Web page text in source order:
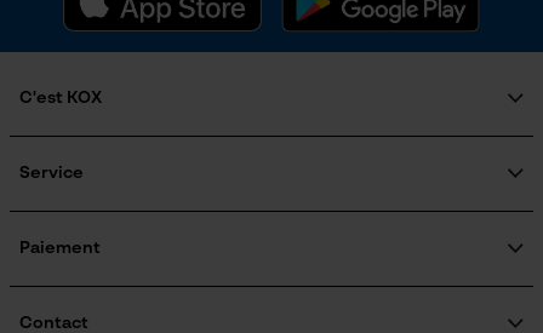
C'est KOX
Engagement social
Inscription à la newsletter
Service
KOX Catalogue
Informations sur les frais de livraison
Paiement
Contact